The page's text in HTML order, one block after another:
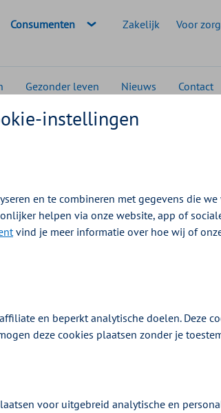
Geselecteerde doelgroep:
Consumenten Zakelijk Voor
Gezonder leven Nieuws Contact
van het prestatieproces
instellingen
en te combineren met gegevens die
helpen via onze website, app of
vind je meer informatie over hoe wij of
en beperkt analytische doelen. Deze
deze cookies plaatsen zonder je
voor uitgebreid analytische en